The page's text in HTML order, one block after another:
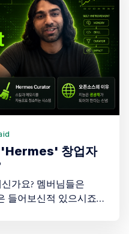
'Hermes' 창업자
들어보신적 있으시죠?